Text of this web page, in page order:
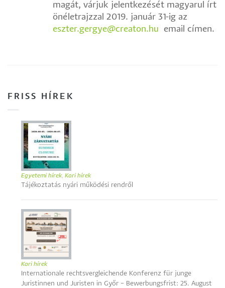
magát, várjuk jelentkezését magyarul írt
önéletrajzzal 2019. január 31-ig az
eszter.gergye@creaton.hu email címen.
FRISS HÍREK
Egyetemi hírek, Kari hírek
Tájékoztatás nyári működési rendről
Kari hírek
Internationale rechtsvergleichende Konferenz für junge
Juristinnen und Juristen in Győr – Bewerbungsfrist: 25. August